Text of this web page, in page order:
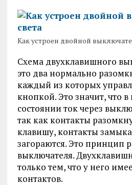
Как устроен двойной
Схема двухклавишного
это два нормально
каждый из которых
кнопкой. Это значит, что
состоянии ток через
так как контакты
клавишу, контакты
загораются. Это принцип
выключателя.
только тем, что у него
контактов.